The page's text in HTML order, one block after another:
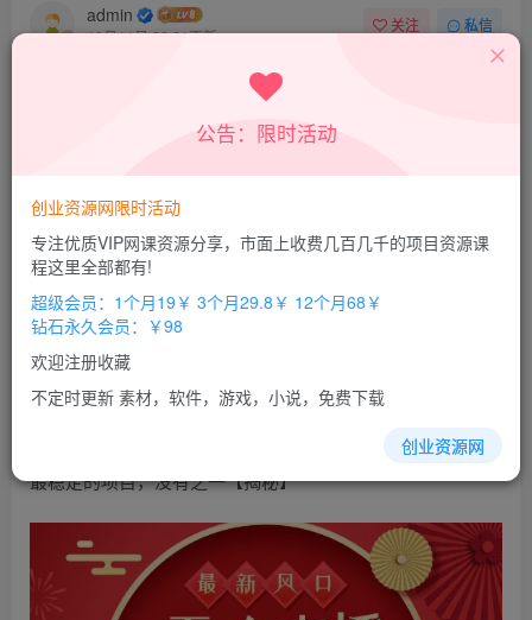
admin
10月11日 22:21更新
关注 私信
超级会员
立即购买
您当前未登录！建议登陆后购买，办理会员包月更省钱，可保存购
秒见收益，可矩阵，
最稳定的项目，没有之一【揭秘】
公告：限时活动
创业资源网限时活动
专注优质VIP网课资源分享，市面上收费几百几千的项目资源课
程这里全部都有!
超级会员：1个月19￥ 3个月29.8￥ 12个月68￥
钻石永久会员：￥98
欢迎注册收藏
不定时更新 素材，软件，游戏，小说，免费下载
创业资源网